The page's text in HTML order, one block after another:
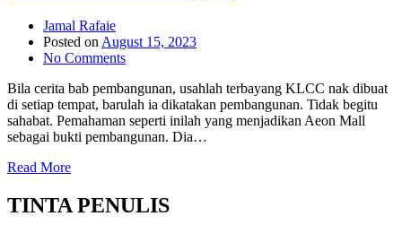
Jamal Rafaie
Posted on August 15, 2023
No Comments
Bila cerita bab pembangunan, usahlah terbayang KLCC nak dibuat
di setiap tempat, barulah ia dikatakan pembangunan. Tidak begitu
sahabat. Pemahaman seperti inilah yang menjadikan Aeon Mall
sebagai bukti pembangunan. Dia…
Read More
TINTA PENULIS